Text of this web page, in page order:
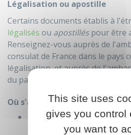
Légalisation ou apostille
Certains documents établis à
légalisés ou apostilléspour être
Renseignez-vous auprès de
consulat de France dans le pays
légalisation, et auprès de
du pays concerné pour l'apostille.
Où s'adresser ?
Ambassades et
l'étranger
This site uses
gives you control
you want to